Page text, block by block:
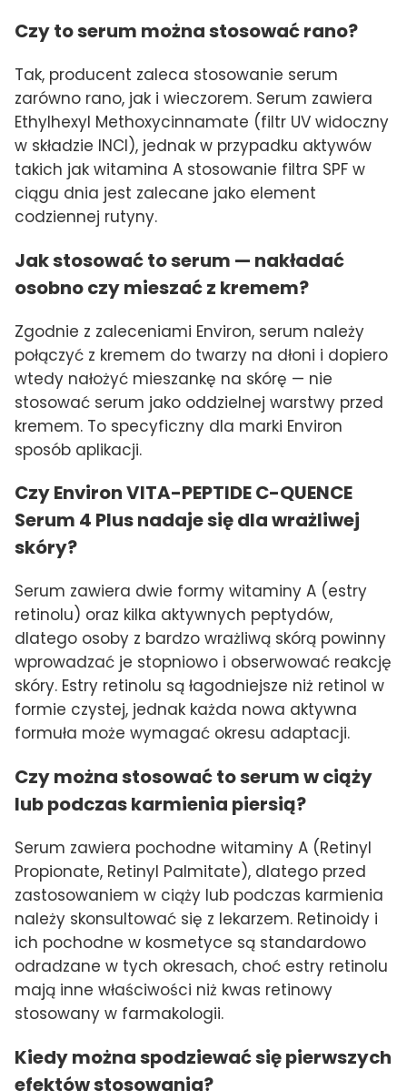
Czy to serum można stosować rano?
Tak, producent zaleca stosowanie serum
zarówno rano, jak i wieczorem. Serum zawiera
Ethylhexyl Methoxycinnamate (filtr UV widoczny
w składzie INCI), jednak w przypadku aktywów
takich jak witamina A stosowanie filtra SPF w
ciągu dnia jest zalecane jako element
codziennej rutyny.
Jak stosować to serum — nakładać
osobno czy mieszać z kremem?
Zgodnie z zaleceniami Environ, serum należy
połączyć z kremem do twarzy na dłoni i dopiero
wtedy nałożyć mieszankę na skórę — nie
stosować serum jako oddzielnej warstwy przed
kremem. To specyficzny dla marki Environ
sposób aplikacji.
Czy Environ VITA-PEPTIDE C-QUENCE
Serum 4 Plus nadaje się dla wrażliwej
skóry?
Serum zawiera dwie formy witaminy A (estry
retinolu) oraz kilka aktywnych peptydów,
dlatego osoby z bardzo wrażliwą skórą powinny
wprowadzać je stopniowo i obserwować reakcję
skóry. Estry retinolu są łagodniejsze niż retinol w
formie czystej, jednak każda nowa aktywna
formuła może wymagać okresu adaptacji.
Czy można stosować to serum w ciąży
lub podczas karmienia piersią?
Serum zawiera pochodne witaminy A (Retinyl
Propionate, Retinyl Palmitate), dlatego przed
zastosowaniem w ciąży lub podczas karmienia
należy skonsultować się z lekarzem. Retinoidy i
ich pochodne w kosmetyce są standardowo
odradzane w tych okresach, choć estry retinolu
mają inne właściwości niż kwas retinowy
stosowany w farmakologii.
Kiedy można spodziewać się pierwszych
efektów stosowania?